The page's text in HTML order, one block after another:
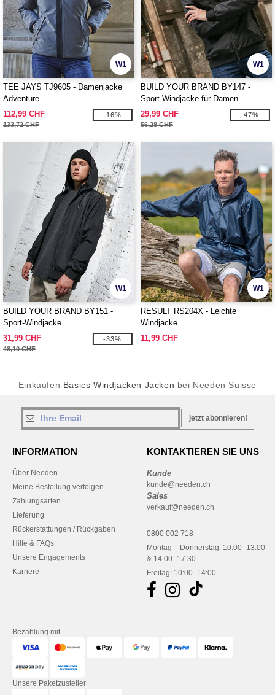
W1
TEE JAYS TJ9605 - Damenjacke
Adventure
112,99 CHF
133,72 CHF
-16%
W1
BUILD YOUR BRAND BY147 -
Sport-Windjacke für Damen
29,99 CHF
56,28 CHF
-47%
W1
BUILD YOUR BRAND BY151 -
Sport-Windjacke
31,99 CHF
48,10 CHF
-33%
W1
RESULT RS204X - Leichte
Windjacke
11,99 CHF
Einkaufen Basics Windjacken Jacken bei Needen Suisse
jetzt abonnieren!
INFORMATION
Über Needen
Meine Bestellung verfolgen
Zahlungsarten
Lieferung
Rückerstattungen / Rückgaben
Hilfe & FAQs
Unsere Engagements
Karriere
KONTAKTIEREN SIE UNS
Kunde
kunde@needen.ch
Sales
verkauf@needen.ch
0800 002 718
Montag – Donnerstag: 10:00–13:00
& 14:00–17:30
Freitag: 10:00–14:00
Bezahlung mit
Unsere Paketzusteller